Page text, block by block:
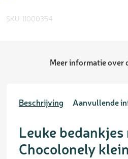
SKU: 11000354
Meer informatie over
Beschrijving Aanvullende
Leuke bedankjes
Chocolonely